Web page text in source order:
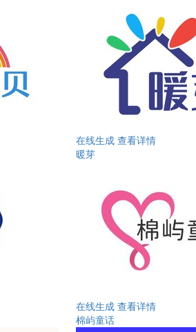
在线生成 查看详情
暖芽
在线生成 查看详情
棉屿童话